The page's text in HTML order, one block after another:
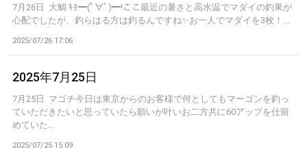
7月26日 大鯛 ｷﾀ━(ﾟ∀ﾟ)━!ここ最近の暑さと高水温でマダイの釣果が
心配でしたが、釣らはる方は釣るんですね✨お一人でマダイを3枚！...
2025/07/26 17:06
2025年7月25日
7月25日 マゴチ今日は東京からのお客様で何としてもマーゴンを釣っ
ていただきたいと思っていたら願いが叶いお二方共に60アップを仕留
めていた...
2025/07/25 15:09